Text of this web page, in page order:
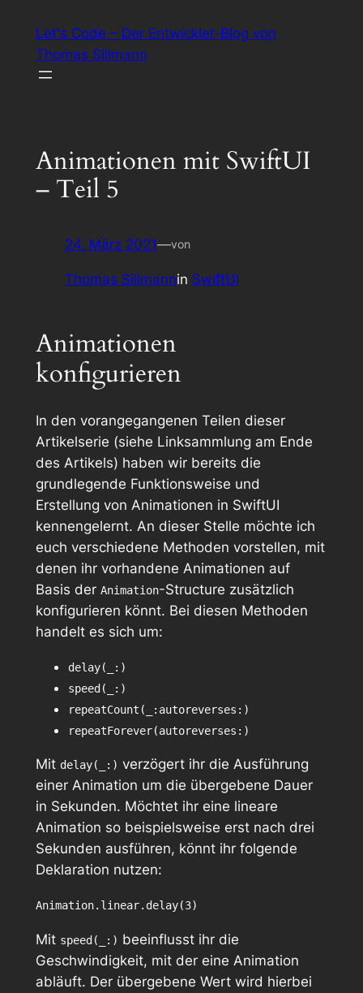
Inhalt
springen
Let's Code – Der Entwickler-Blog von
Thomas Sillmann
Animationen mit SwiftUI
– Teil 5
24. März 2021—von
Thomas Sillmannin SwiftUI
Animationen
konfigurieren
In den vorangegangenen Teilen dieser
Artikelserie (siehe Linksammlung am Ende
des Artikels) haben wir bereits die
grundlegende Funktionsweise und
Erstellung von Animationen in SwiftUI
kennengelernt. An dieser Stelle möchte ich
euch verschiedene Methoden vorstellen, mit
denen ihr vorhandene Animationen auf
Basis der Animation-Structure zusätzlich
konfigurieren könnt. Bei diesen Methoden
handelt es sich um:
delay(_:)
speed(_:)
repeatCount(_:autoreverses:)
repeatForever(autoreverses:)
Mit delay(_:) verzögert ihr die Ausführung
einer Animation um die übergebene Dauer
in Sekunden. Möchtet ihr eine lineare
Animation so beispielsweise erst nach drei
Sekunden ausführen, könnt ihr folgende
Deklaration nutzen:
Animation.linear.delay(3)
Mit speed(_:) beeinflusst ihr die
Geschwindigkeit, mit der eine Animation
abläuft. Der übergebene Wert wird hierbei